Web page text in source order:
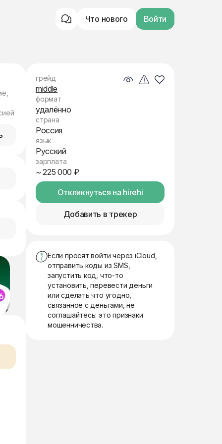
Что нового Войти
грейд
middle
формат
удалённо
страна
Россия
язык
Русский
зарплата
~ 225 000 ₽
Откликнуться на hirehi
Добавить в трекер
Если просят войти через iCloud,
отправить коды из SMS,
запустить код, что-то
установить, перевести деньги
или сделать что угодно,
связанное с деньгами, не
соглашайтесь: это признаки
мошенничества.